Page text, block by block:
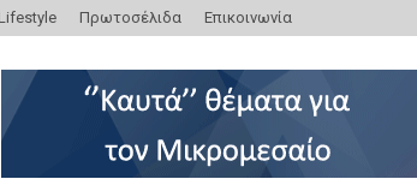
Πρωτοσέλιδα Επικοινωνία